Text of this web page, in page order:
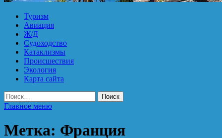
Туризм
Авиация
Ж/Д
Судоходство
Катаклизмы
Происшествия
Экология
Карта сайта
Найти:
Главное меню
Метка: Франция